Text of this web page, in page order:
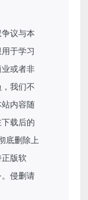
议与本
于学习
或者非
我们不
内容随
载后的
底删除上
版软
侵删请